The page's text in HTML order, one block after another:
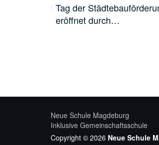
Tag der
eröffnet durch…
Neue Schule Magdeburg
Inklusive Gemeinschaftsschule
Copyright © 2026 Neue Schule